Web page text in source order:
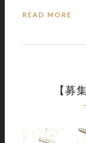
READ MORE
【募